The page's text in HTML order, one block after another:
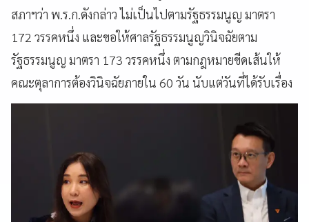
สภาฯว่า พ.ร.ก.ดังกล่าว ไม่เป็นไปตามรัฐธรรมนูญ มาตรา
172 วรรคหนึ่ง และขอให้ศาลรัฐธรรมนูญวินิจฉัยตาม
รัฐธรรมนูญ มาตรา 173 วรรคหนึ่ง ตามกฎหมายขีดเส้นให้
คณะตุลาการต้องวินิจฉัยภายใน 60 วัน นับแต่วันที่ได้รับเรื่อง